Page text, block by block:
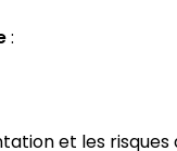
:
et les